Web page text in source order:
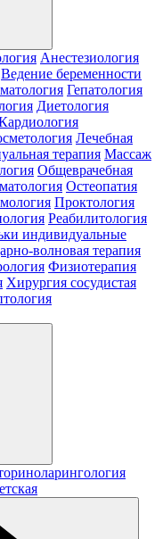
Анестезиология
Ведение беременности
Гепатология
Диетология
Лечебная
терапия Массаж
Общеврачебная
Остеопатия
Проктология
Реабилитология
индивидуальные
волновая терапия
Физиотерапия
Хирургия сосудистая